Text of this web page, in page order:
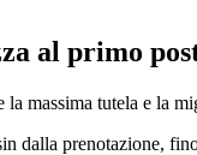
al primo
massima tutela e la
dalla prenotazione,